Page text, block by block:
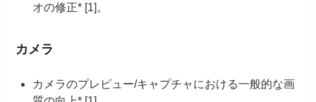
オの修正* [1]。
カメラ
カメラのプレビュー/キャプチャにおける一般的な画